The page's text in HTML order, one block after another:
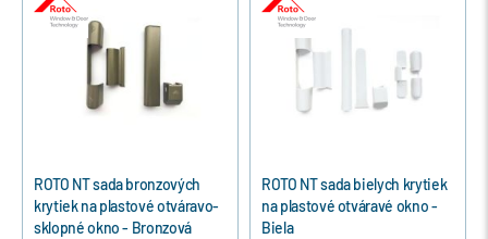
ROTO NT sada bronzových
krytiek na plastové otváravo-
sklopné okno - Bronzová
ROTO NT sada bielych krytiek
na plastové otváravé okno -
Biela